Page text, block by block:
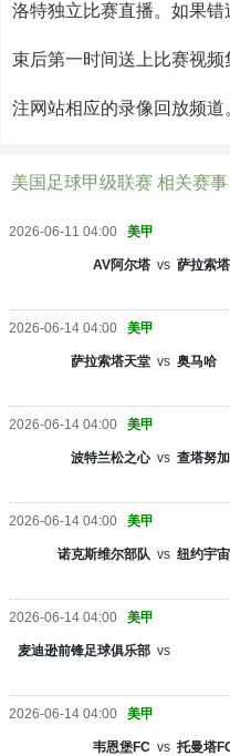
洛特独立比赛直播。如果
束后第一时间送上比赛视
注网站相应的录像回放频道
美国足球甲级联赛 相关赛事
2026-06-11 04:00 美甲
AV阿尔塔 vs 萨拉索
2026-06-14 04:00 美甲
萨拉索塔天堂 vs 奥马哈
2026-06-14 04:00 美甲
波特兰松之心 vs 查塔努
2026-06-14 04:00 美甲
诺克斯维尔部队 vs 纽约宇
2026-06-14 04:00 美甲
麦迪逊前锋足球俱乐部 vs
2026-06-14 04:00 美甲
韦恩堡FC vs 托曼塔